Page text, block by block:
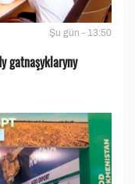
Şu gün - 13:50
gatnaşyklaryny